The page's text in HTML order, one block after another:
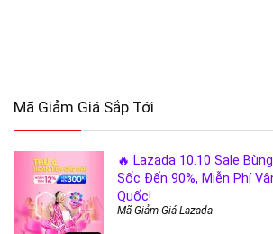
Mã Giảm Giá Sắp Tới
🔥 Lazada 10.10 Sale
Sốc Đến 90%, Miễn Phí
Quốc!
Mã Giảm Giá Lazada